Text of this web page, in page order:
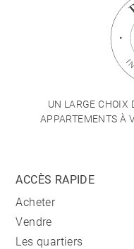
UN LARGE CHOIX
APPARTEMENTS À
ACCÈS RAPIDE
Acheter
Vendre
Les quartiers